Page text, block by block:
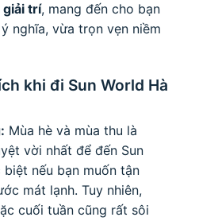
giải trí, mang đến cho bạn
nghĩa, vừa trọn vẹn niềm
khi đi Sun World Hà
Mùa hè và mùa thu là
vời nhất để đến Sun
biệt nếu bạn muốn tận
mát lạnh. Tuy nhiên,
cuối tuần cũng rất sôi